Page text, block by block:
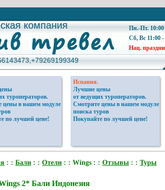
компания
компания
Пн.-Пт. 10:00
Сб, Вс 11:00
Нац.
туроператоров.
цены в нашем модуле
по лучшей цене!
Испания.
Лучшие цены
от ведущих туроператоров.
Смотрите цены в нашем модуле
поиска туров
Покупайте по лучшей цене!
: : Бали : : Отели : : Wings : : Отзывы : : Туры
2* Бали Индонезия